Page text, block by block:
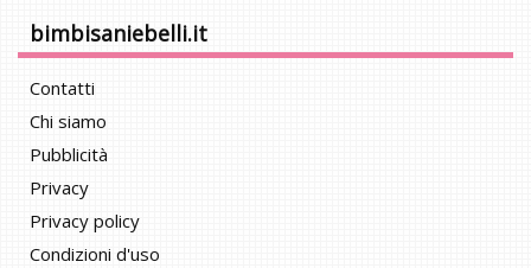
bimbisaniebelli.it
Contatti
Chi siamo
Pubblicità
Privacy
Privacy policy
Condizioni d'uso